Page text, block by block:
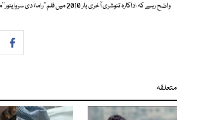
واضح رہے کہ اداکارہ تنوشری آخری بار 2010 میں فلم''راما؛ دی سروایئور''میں نظر آئی تھیں اس کے بعد انہوں نے شوبز کو خیرباد کہہ دیا تھا۔
متعلقہ